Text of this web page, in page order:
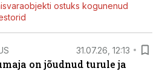
ostuks kogunenud
31.07.26, 12:13
on jõudnud turule ja